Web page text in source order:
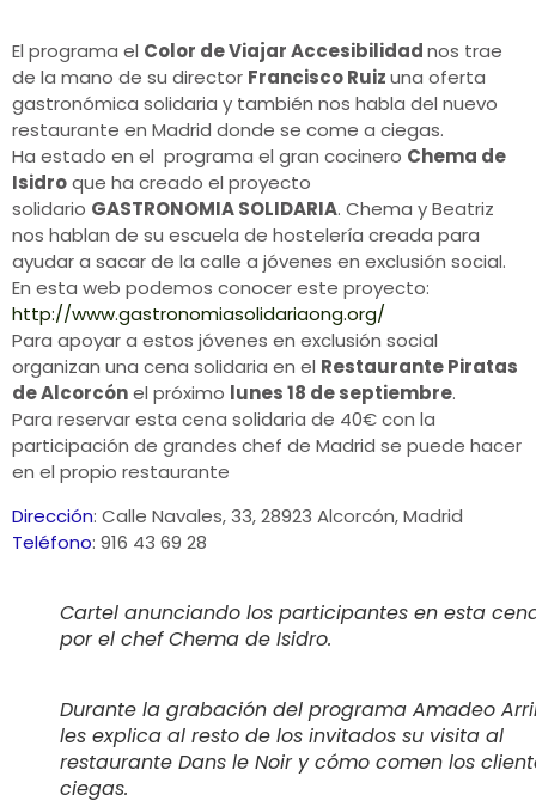
El programa el Color de Viajar Accesibilidadnos trae
de la mano de su director Francisco Ruizuna oferta
gastronómica solidaria y también nos habla del nuevo
restaurante en Madrid donde se come a ciegas.
Ha estado en el programa el gran cocinero Chema de
Isidroque ha creado el proyecto
solidario GASTRONOMIA SOLIDARIA. Chema y Beatriz
nos hablan de su escuela de hostelería creada para
ayudar a sacar de la calle a jóvenes en exclusión social.
En esta web podemos conocer este proyecto:
http://www.gastronomiasolidariaong.org/
Para apoyar a estos jóvenes en exclusión social
organizan una cena solidaria en el Restaurante Piratas
de Alcorcónel próximo lunes 18 de septiembre.
Para reservar esta cena solidaria de 40€ con la
participación de grandes chef de Madrid se puede hacer
en el propio restaurante
Dirección: Calle Navales, 33, 28923 Alcorcón, Madrid
Teléfono: 916 43 69 28
Cartel anunciando los participantes en esta
por el chef Chema de Isidro.
Durante la grabación del programa Amadeo
les explica al resto de los invitados su visita al
restaurante Dans le Noir y cómo comen los
ciegas.